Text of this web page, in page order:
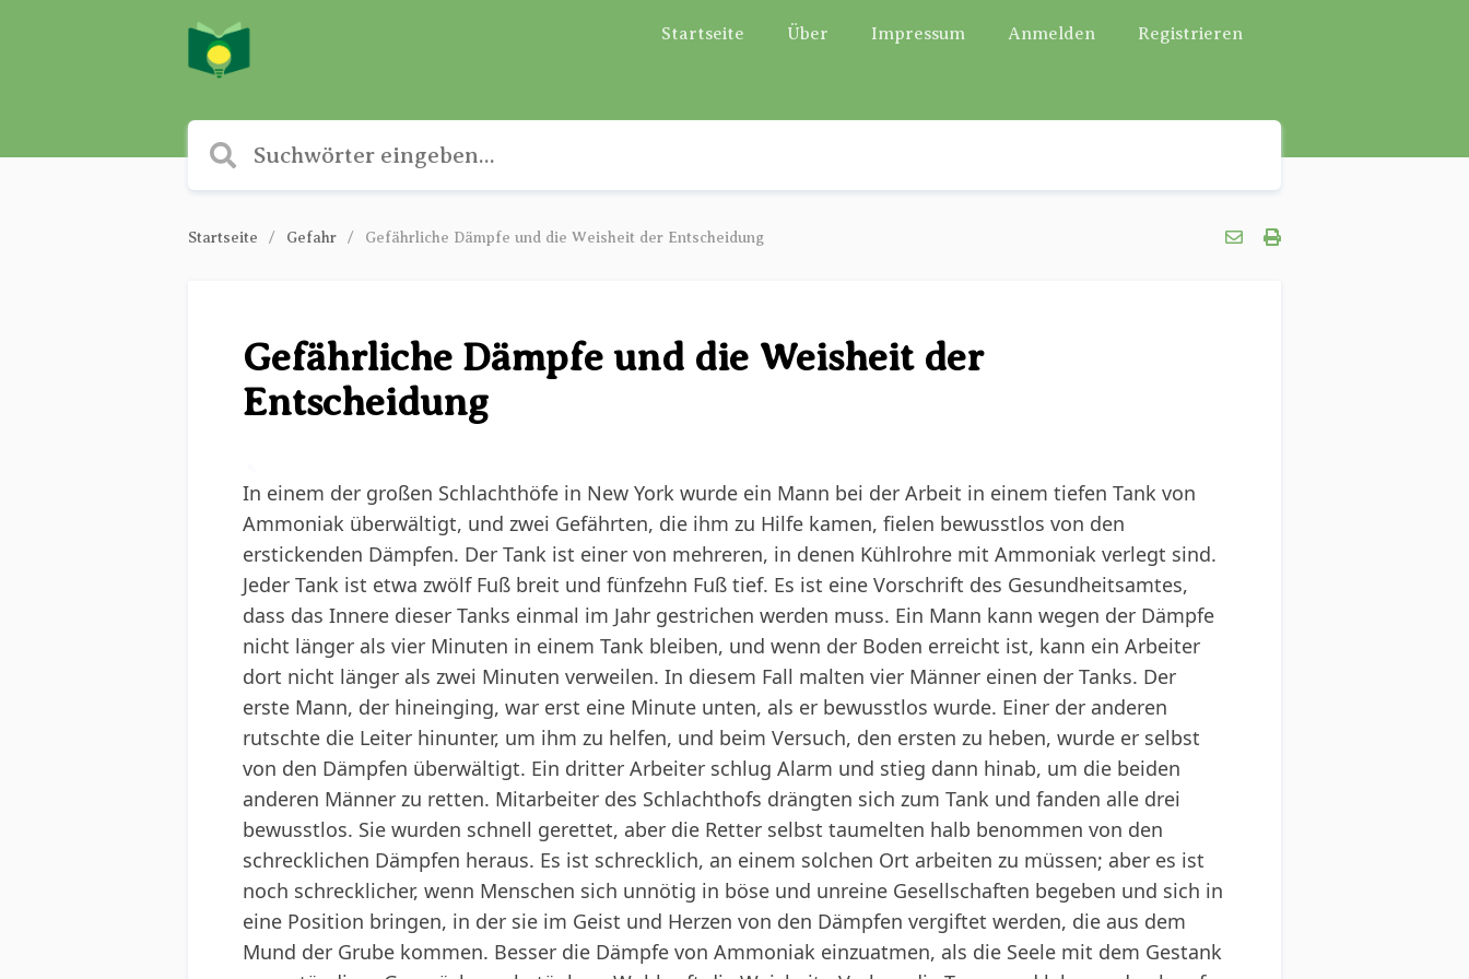
Startseite Über Impressum Anmelden Registrieren
Startseite Gefahr Gefährliche Dämpfe und die Weisheit der Entscheidung
Gefährliche Dämpfe und die Weisheit der
Entscheidung
In einem der großen Schlachthöfe in New York wurde ein Mann bei der Arbeit in einem tiefen Tank von
Ammoniak überwältigt, und zwei Gefährten, die ihm zu Hilfe kamen, fielen bewusstlos von den
erstickenden Dämpfen. Der Tank ist einer von mehreren, in denen Kühlrohre mit Ammoniak verlegt sind.
Jeder Tank ist etwa zwölf Fuß breit und fünfzehn Fuß tief. Es ist eine Vorschrift des Gesundheitsamtes,
dass das Innere dieser Tanks einmal im Jahr gestrichen werden muss. Ein Mann kann wegen der Dämpfe
nicht länger als vier Minuten in einem Tank bleiben, und wenn der Boden erreicht ist, kann ein Arbeiter
dort nicht länger als zwei Minuten verweilen. In diesem Fall malten vier Männer einen der Tanks. Der
erste Mann, der hineinging, war erst eine Minute unten, als er bewusstlos wurde. Einer der anderen
rutschte die Leiter hinunter, um ihm zu helfen, und beim Versuch, den ersten zu heben, wurde er selbst
von den Dämpfen überwältigt. Ein dritter Arbeiter schlug Alarm und stieg dann hinab, um die beiden
anderen Männer zu retten. Mitarbeiter des Schlachthofs drängten sich zum Tank und fanden alle drei
bewusstlos. Sie wurden schnell gerettet, aber die Retter selbst taumelten halb benommen von den
schrecklichen Dämpfen heraus. Es ist schrecklich, an einem solchen Ort arbeiten zu müssen; aber es ist
noch schrecklicher, wenn Menschen sich unnötig in böse und unreine Gesellschaften begeben und sich in
eine Position bringen, in der sie im Geist und Herzen von den Dämpfen vergiftet werden, die aus dem
Mund der Grube kommen. Besser die Dämpfe von Ammoniak einzuatmen, als die Seele mit dem Gestank